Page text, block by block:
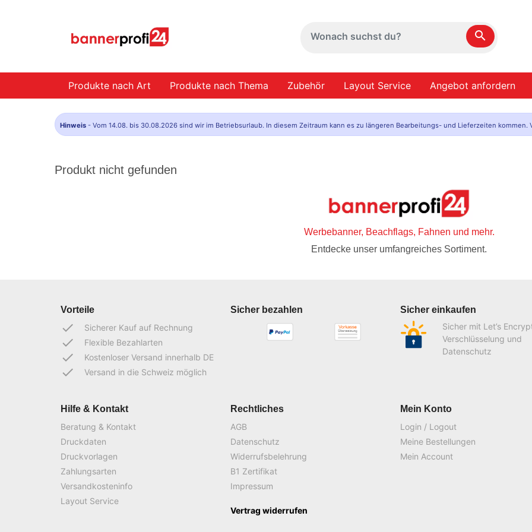
search
Produkte nach Art Produkte nach Thema Zubehör Layout Service Angebot anfordern
Hinweis - Vom 14.08. bis 30.08.2026 sind wir im Betriebsurlaub. In diesem Zeitraum kann es zu längeren Bearbeitungs- und Lieferzeiten kommen.
Produkt nicht gefunden
Werbebanner, Beachflags, Fahnen und mehr.
Entdecke unser umfangreiches Sortiment.
Vorteile
done Sicherer Kauf auf Rechnung
done Flexible Bezahlarten
done Kostenloser Versand innerhalb DE
done Versand in die Schweiz möglich
Sicher bezahlen
Sicher einkaufen
Sicher mit Let’s
Verschlüsselung und
Datenschutz
Hilfe & Kontakt
Beratung & Kontakt
Druckdaten
Druckvorlagen
Zahlungsarten
Versandkosteninfo
Layout Service
Rechtliches
AGB
Datenschutz
Widerrufsbelehrung
B1 Zertifikat
Impressum
Vertrag widerrufen
Mein Konto
Login / Logout
Meine Bestellungen
Mein Account